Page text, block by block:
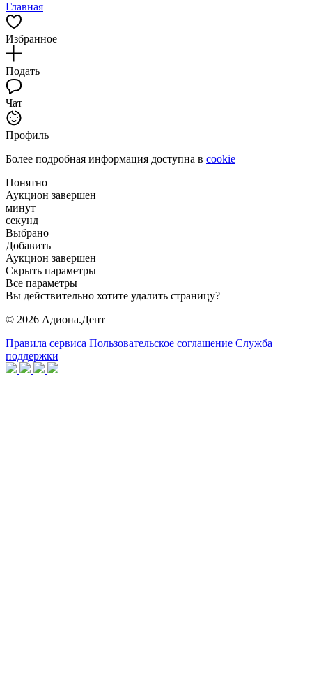
Главная
Избранное
Подать
Чат
Профиль
Более подробная информация доступна в cookie
Понятно
Аукцион завершен
минут
секунд
Выбрано
Добавить
Аукцион завершен
Скрыть параметры
Все параметры
Вы действительно хотите удалить страницу?
© 2026 Адиона.Дент
Правила сервиса Пользовательское соглашение Служба
поддержки